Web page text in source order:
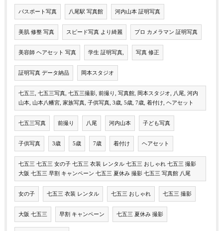
パスポート写真 八尾駅 写真館 河内山本 証明写真
美肌 修整 写真 スピード写真 より綺麗 プロ カメラマン 証明写真
美容師 ヘアセット 写真 学生 証明写真, 写真 修正
証明写真 データ納品 岡本スタジオ
七五三, 七五三写真, 七五三撮影, 前撮り, 写真館, 岡本スタジオ, 八尾, 河内
山本, 山本八幡宮, 家族写真, 子供写真, 3歳, 5歳, 7歳, 着付け, ヘアセット
七五三写真 前撮り 八尾 河内山本 子ども写真
子供写真 3歳 5歳 7歳 着付け ヘアセット
七五三 七五三 女の子 七五三 衣装 レンタル 七五三 おしゃれ 七五三 撮影
大阪 七五三 早割 キャンペーン 七五三 夏休み 撮影 七五三 写真館 八尾
女の子 七五三 衣装 レンタル 七五三 おしゃれ 七五三 撮影
大阪 七五三 早割 キャンペーン 七五三 夏休み 撮影